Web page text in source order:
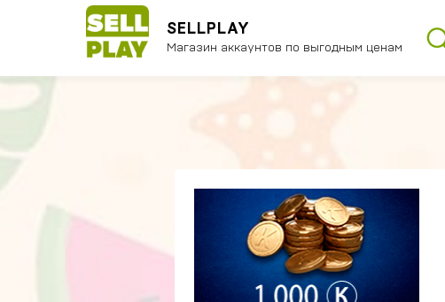
SELLPLAY
Магазин аккаунтов по выгодным ценам